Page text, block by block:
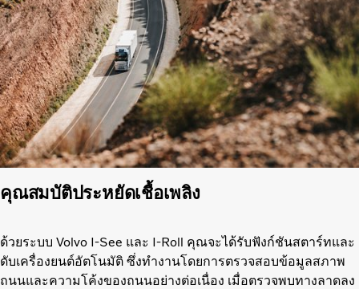
คุณสมบัติประหยัดเชื้อเพลิง
ด้วยระบบ Volvo I-See และ I-Roll คุณจะได้รับฟังก์ชันสตาร์ทและ
ดับเครื่องยนต์อัตโนมัติ ซึ่งทำงานโดยการตรวจสอบข้อมูลสภาพ
ถนนและความโค้งของถนนอย่างต่อเนื่อง เมื่อตรวจพบทางลาดลง